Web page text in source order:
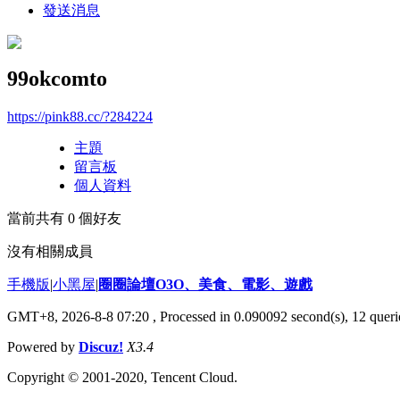
發送消息
99okcomto
https://pink88.cc/?284224
主題
留言板
個人資料
當前共有 0 個好友
沒有相關成員
手機版|小黑屋|圈圈論壇O3O、美食、電影、遊戲
GMT+8, 2026-8-8 07:20 , Processed in 0.090092 second(s), 12
Powered by Discuz! X3.4
Copyright © 2001-2020, Tencent Cloud.